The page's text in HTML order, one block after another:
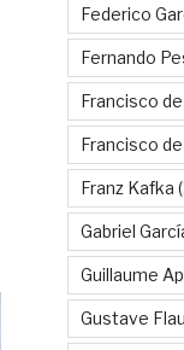
Federico
Fernando
Francisco
Francisco
Franz Kafka
Gabriel
Guillaume
Gustave